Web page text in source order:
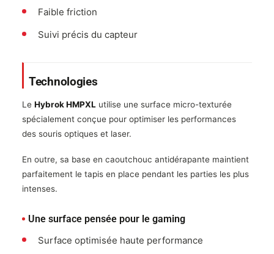
Faible friction
Suivi précis du capteur
Technologies
Le Hybrok HMPXL utilise une surface micro-texturée
spécialement conçue pour optimiser les performances
des souris optiques et laser.
En outre, sa base en caoutchouc antidérapante maintient
parfaitement le tapis en place pendant les parties les plus
intenses.
Une surface pensée pour le gaming
Surface optimisée haute performance